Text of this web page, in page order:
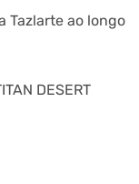
Tazlarte ao longo
DESERT